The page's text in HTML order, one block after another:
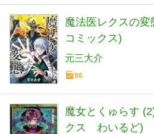
魔法医レクスの
コミックス)
元三大介
96
魔女とくゅらす
クス わいるど)